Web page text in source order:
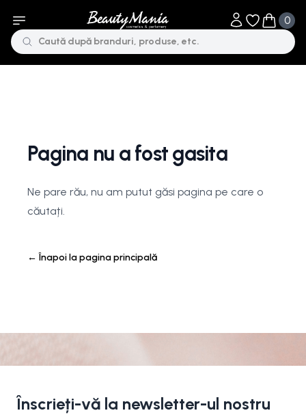
Obiecte în
0
Obiecte
Pagina nu a fost gasita
Ne pare rău, nu am putut găsi pagina pe care o
căutați.
← Înapoi la pagina principală
Înscrieți-vă la newsletter-ul nostru